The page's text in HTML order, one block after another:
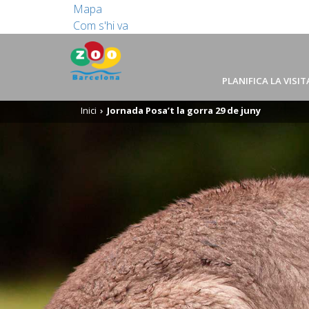
Mapa
Com s'hi va
PLANIFICA LA
Inici Jornada Posa’t la gorra 29 de juny